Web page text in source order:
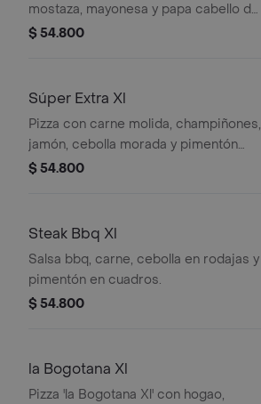
mostaza, mayonesa y papa cabello de
ángel.
$ 54.800
Súper Extra Xl
Pizza con carne molida, champiñones,
jamón, cebolla morada y pimentón
rojo y amarillo.
$ 54.800
Steak Bbq Xl
Salsa bbq, carne, cebolla en rodajas y
pimentón en cuadros.
$ 54.800
la Bogotana Xl
Pizza 'la Bogotana Xl' con hogao,